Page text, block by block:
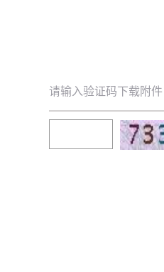
请输入验证码下载附件